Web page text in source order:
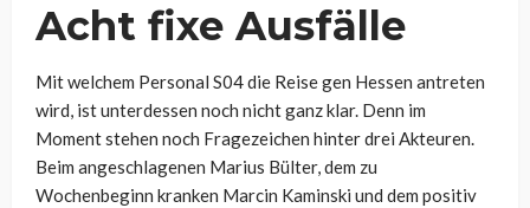
Acht fixe Ausfälle
Mit welchem Personal S04 die Reise gen Hessen antreten
wird, ist unterdessen noch nicht ganz klar. Denn im
Moment stehen noch Fragezeichen hinter drei Akteuren.
Beim angeschlagenen Marius Bülter, dem zu
Wochenbeginn kranken Marcin Kaminski und dem positiv